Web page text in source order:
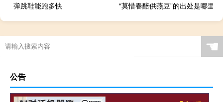
弹跳鞋能跑多快
“莫惜春醅供燕豆”的出处是哪里
☚
公告